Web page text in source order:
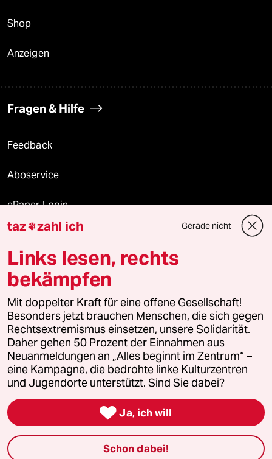
Shop
Anzeigen
Fragen & Hilfe
Feedback
Aboservice
ePaper Login
Downloads für Abonnierende
© 2026 taz Verlags und Vertriebs GmbH
Alle Rechte vorbehalten. Bei rechtlichen Fragen oder für Genehmigungen
wenden Sie sich bitte an
lizenzen@taz.de
Feedback Redaktionsstatut Kommune-Richtlinien
Leitlinie Informant Datenschutz Impressum AGB
Seitenwende Einwilligungen widerrufen (Ads)
taz zahl ich Gerade nicht
Links lesen, rechts
bekämpfen
Mit doppelter Kraft für eine offene Gesellschaft!
Besonders jetzt brauchen Menschen, die sich gegen
Rechtsextremismus einsetzen, unsere Solidarität.
Daher gehen 50 Prozent der Einnahmen aus
Neuanmeldungen an „Alles beginnt im Zentrum“ –
eine Kampagne, die bedrohte linke Kulturzentren
und Jugendorte unterstützt. Sind Sie dabei?
 Ja, ich will
Schon dabei!